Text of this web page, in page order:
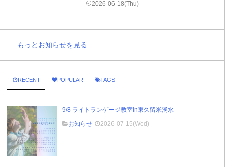
2026-06-18(Thu)
.....もっとお知らせを見る
RECENT POPULAR TAGS
9/8 ライトランゲージ教室in東久留米湧水
お知らせ
2026-07-15(Wed)